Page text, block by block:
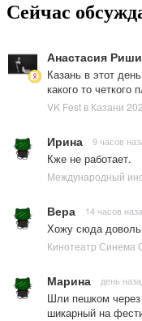
Сейчас
Анастасия
Казань в этот
какого то
VK Fest в Казани
Ирина 9 часов
Кже не работает.
Международный
Вера 14 часов
Хожу сюда
Кинотеатр Синема
Марина день
Шли пешком
шикарный на